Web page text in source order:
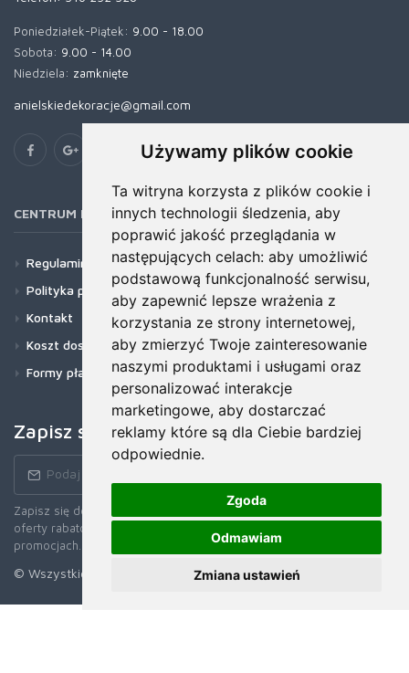
Używamy plików cookie
Ta witryna korzysta z plików cookie i
innych technologii śledzenia, aby
poprawić jakość przeglądania w
następujących celach: aby umożliwić
podstawową funkcjonalność serwisu,
aby zapewnić lepsze wrażenia z
korzystania ze strony internetowej,
aby zmierzyć Twoje zainteresowanie
naszymi produktami i usługami oraz
personalizować interakcje
marketingowe, aby dostarczać
reklamy które są dla Ciebie bardziej
odpowiednie.
Zgoda
Odmawiam
Zmiana ustawień
Poniedziałek-Piątek: 9.00 - 18.00
Sobota: 9.00 - 14.00
Niedziela: zamknięte
anielskiedekoracje@gmail.com
CENTRUM POMOCY
Regulamin
Polityka prywatności
Kontakt
Koszt dostawy
Formy płatności
Zapisz się do newslettera!
Zapisz się do naszego Newslettera, aby otrzymywać wczesne
oferty rabatowe, najnowsze wiadomości, informacje o sprzedaży i
promocjach.
© Wszystkie prawa zastrzerzone. 2026